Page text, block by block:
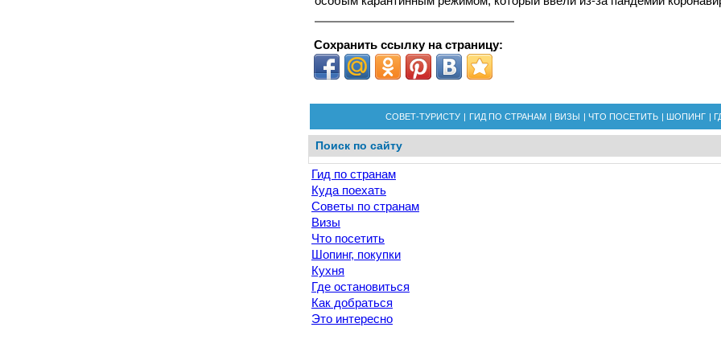
Сохранить ссылку на страницу:
СОВЕТ-ТУРИСТУ | ГИД ПО СТРАНАМ | ВИЗЫ | ЧТО ПОСЕТИТЬ | ШОПИНГ |
Поиск по сайту
Гид по странам
Куда поехать
Советы по странам
Визы
Что посетить
Шопинг, покупки
Кухня
Где остановиться
Как добраться
Это интересно